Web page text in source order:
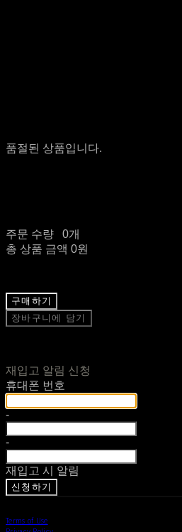
품절된 상품입니다.
주문 수량
0개
총 상품 금액 0원
구매하기
장바구니에 담기
재입고 알림 신청
휴대폰 번호
-
-
재입고 시 알림
신청하기
Terms of Use